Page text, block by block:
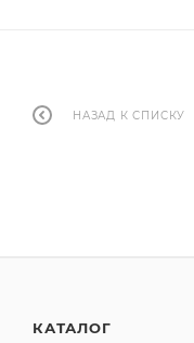
НАЗАД К СПИСКУ
КАТАЛОГ